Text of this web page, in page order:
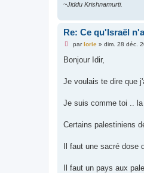
~Jiddu Krishnamurti.
Re: Ce qu'Israël
M
s
g
o
u
parlorie» dim. 28 déc.
Bonjour Idir,
Je voulais te dire que
Je suis comme toi ..
Certains palestiniens
Il faut une sacré dose
Il faut un pays aux